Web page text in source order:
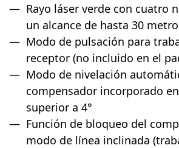
Rayo láser verde con cuatro
un alcance de hasta 30
Modo de pulsación para
receptor (no incluido en el
Modo de nivelación
compensador incorporado
superior a 4°
Función de bloqueo del
modo de línea inclinada